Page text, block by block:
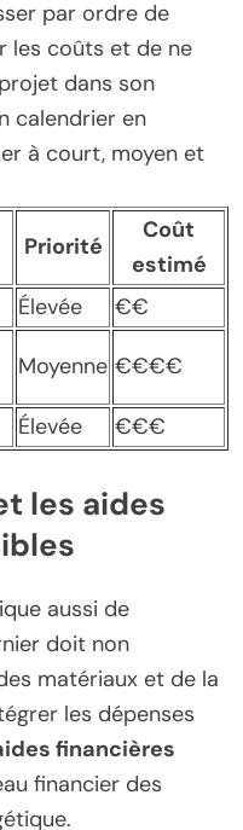
par ordre de
les coûts et de ne
dans son
calendrier en
à court, moyen et
Priorité
Coût
estimé
Élevée
€€
Moyenne €€€€
Élevée €€€
les aides
aussi de
doit non
matériaux et de la
les dépenses
financières
financier des